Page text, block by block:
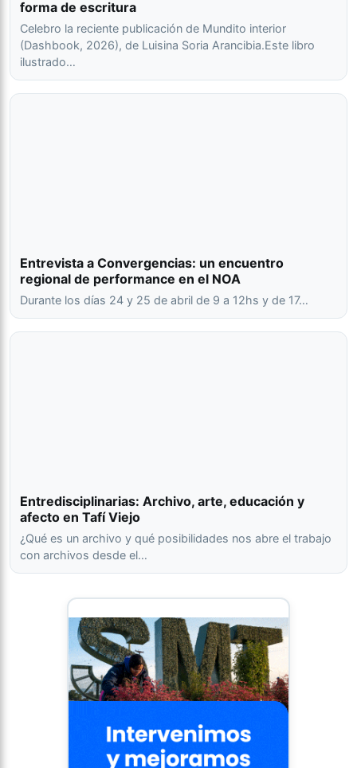
forma de escritura
Celebro la reciente publicación de Mundito interior
(Dashbook, 2026), de Luisina Soria Arancibia.Este libro
ilustrado…
Entrevista a Convergencias: un encuentro
regional de performance en el NOA
Durante los días 24 y 25 de abril de 9 a 12hs y de 17…
Entredisciplinarias: Archivo, arte, educación y
afecto en Tafí Viejo
¿Qué es un archivo y qué posibilidades nos abre el trabajo
con archivos desde el…